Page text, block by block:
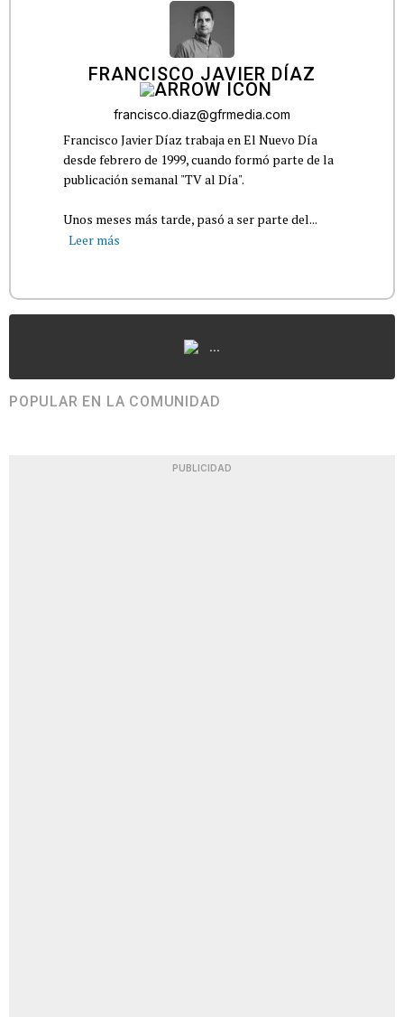
FRANCISCO JAVIER DÍAZ
francisco.diaz@gfrmedia.com
Francisco Javier Díaz trabaja en El Nuevo Día
desde febrero de 1999, cuando formó parte de la
publicación semanal "TV al Día".
Unos meses más tarde, pasó a ser parte del...
Leer más
...
POPULAR EN LA COMUNIDAD
PUBLICIDAD